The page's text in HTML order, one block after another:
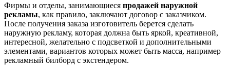
Фирмы и отделы, занимающиеся продажей наружной
рекламы, как правило, заключают договор с заказчиком.
После получения заказа изготовитель берется сделать
наружную рекламу, которая должна быть яркой, креативной,
интересной, желательно с подсветкой и дополнительными
элементами, вариантов которых может быть масса, например
рекламный билборд с экстендером.